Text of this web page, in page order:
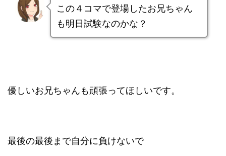
この４コマで登場したお兄ちゃん
も明日試験なのかな？
優しいお兄ちゃんも頑張ってほしいです。
最後の最後まで自分に負けないで